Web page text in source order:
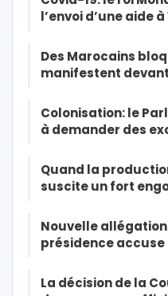
l’envoi d’une aide à
Des Marocains
manifestent
Colonisation: le
à demander des
Quand la
suscite un fort
Nouvelle
présidence
La décision de la